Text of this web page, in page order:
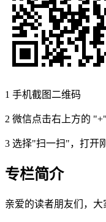
1 手机截图二维码
2 微信点击右上方的
3 选择"扫一扫"，打开
专栏简介
亲爱的读者朋友们，